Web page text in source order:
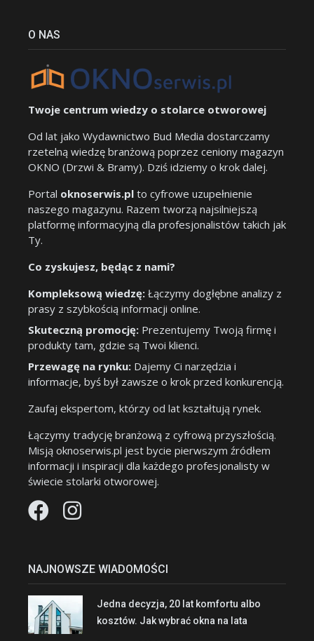
O NAS
Twoje centrum wiedzy o stolarce otworowej
Od lat jako Wydawnictwo Bud Media dostarczamy
rzetelną wiedzę branżową poprzez ceniony magazyn
OKNO (Drzwi & Bramy). Dziś idziemy o krok dalej.
Portal oknoserwis.pl to cyfrowe uzupełnienie
naszego magazynu. Razem tworzą najsilniejszą
platformę informacyjną dla profesjonalistów takich jak
Ty.
Co zyskujesz, będąc z nami?
Kompleksową wiedzę: Łączymy dogłębne analizy z
prasy z szybkością informacji online.
Skuteczną promocję: Prezentujemy Twoją firmę i
produkty tam, gdzie są Twoi klienci.
Przewagę na rynku: Dajemy Ci narzędzia i
informacje, byś był zawsze o krok przed konkurencją.
Zaufaj ekspertom, którzy od lat kształtują rynek.
Łączymy tradycję branżową z cyfrową przyszłością.
Misją oknoserwis.pl jest bycie pierwszym źródłem
informacji i inspiracji dla każdego profesjonalisty w
świecie stolarki otworowej.
NAJNOWSZE WIADOMOŚCI
Jedna decyzja, 20 lat komfortu albo
kosztów. Jak wybrać okna na lata